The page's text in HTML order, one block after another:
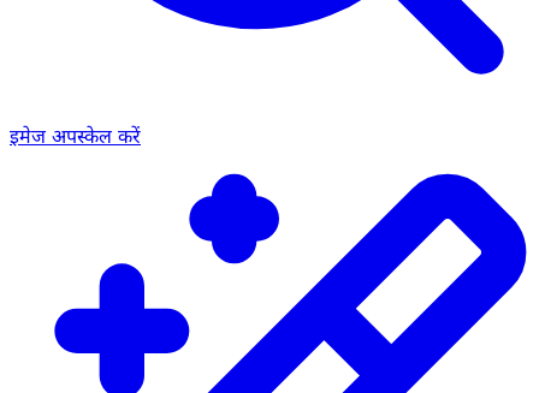
इमेज अपस्केल करें